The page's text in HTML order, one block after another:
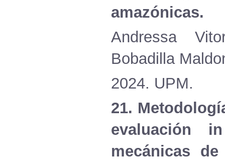
amazónicas.
Andressa
Bobadilla
2024. UPM.
21.
evaluación
mecánicas